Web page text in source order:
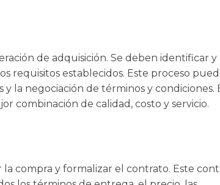
de adquisición. Se deben identificar y
requisitos establecidos. Este proceso
la negociación de términos y condiciones.
combinación de calidad, costo y servicio.
compra y formalizar el contrato. Este